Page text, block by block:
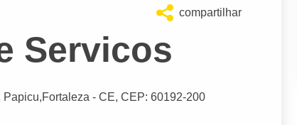
compartilhar
Servicos
Papicu,Fortaleza - CE, CEP: 60192-200